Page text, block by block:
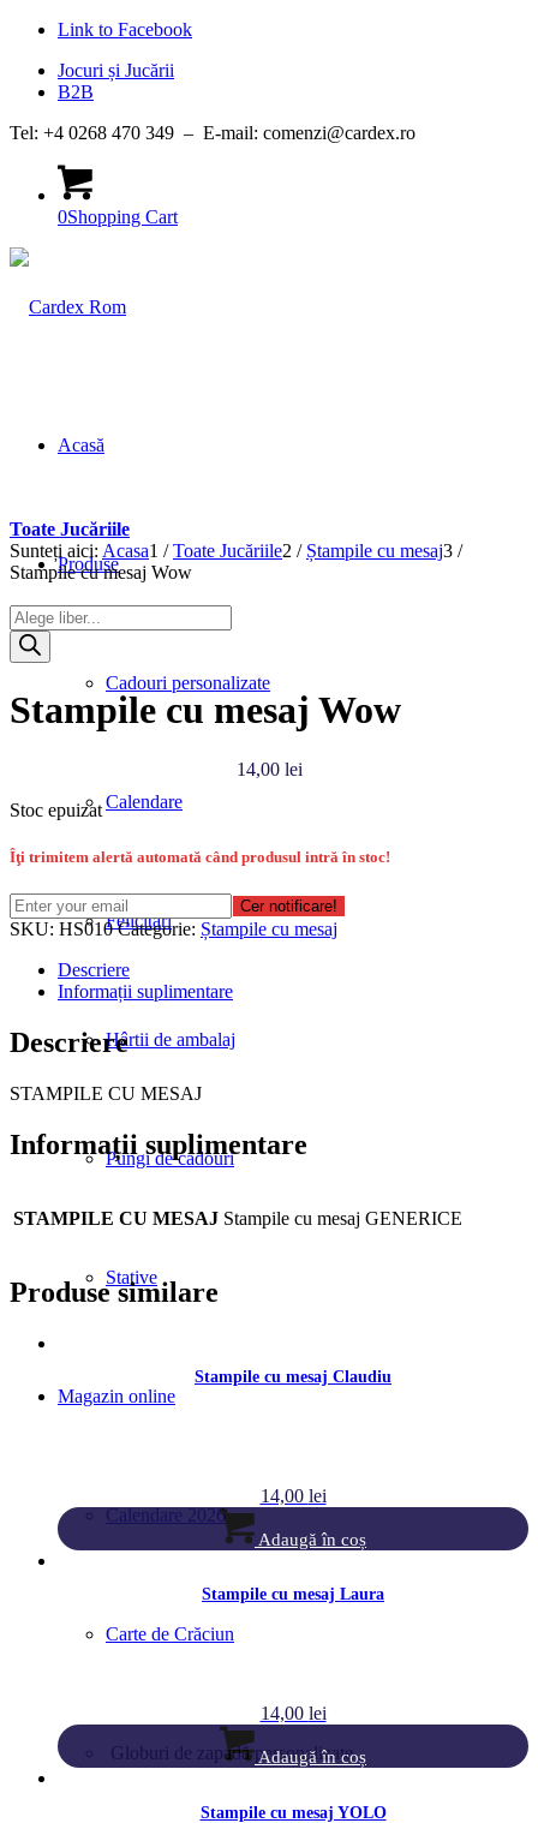
Link to Facebook
Jocuri și Jucării
B2B
Tel: +4 0268 470 349 – E-mail: comenzi@cardex.ro
0Shopping Cart
Acasă
Produse
Cadouri personalizate
Calendare
Felicitări
Hârtii de ambalaj
Pungi de cadouri
Stative
Magazin online
Calendare 2026
Carte de Crăciun
Globuri de zapadă personalizate
Toate Jucăriile
Sunteți aici: Acasa1 / Toate Jucăriile2 / Ștampile cu mesaj3 /
Stampile cu mesaj Wow
Products
search
Stampile cu mesaj Wow
14,00 lei
Stoc epuizat
Îţi trimitem alertă automată când produsul intră în stoc!
Cer notificare!
SKU: HS010 Categorie: Ștampile cu mesaj
Descriere
Informații suplimentare
Descriere
STAMPILE CU MESAJ
Informații suplimentare
STAMPILE CU MESAJ Stampile cu mesaj GENERICE
Produse similare
Stampile cu mesaj Claudiu
14,00 lei
Adaugă în coș
Stampile cu mesaj Laura
14,00 lei
Adaugă în coș
Stampile cu mesaj YOLO